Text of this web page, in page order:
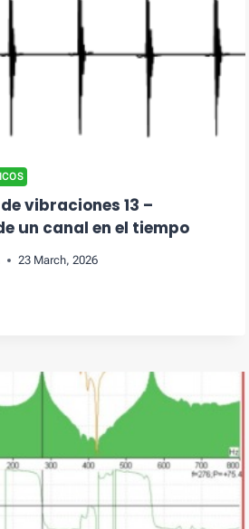
vibraciones 13 –
un canal en el tiempo
23 March, 2026